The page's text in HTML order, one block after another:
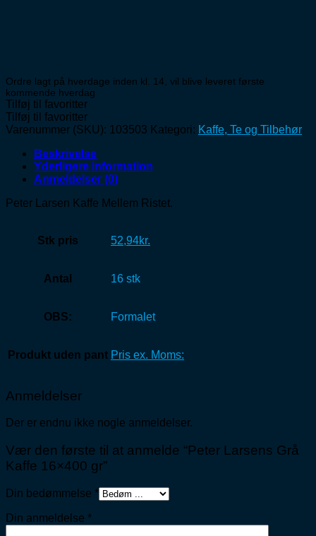
Ordre lagt på hverdage inden kl. 14, vil blive leveret første
kommende hverdag
Tilføj til favoritter
Tilføj til favoritter
Varenummer (SKU): 103503 Kategori: Kaffe, Te og Tilbehør
Beskrivelse
Yderligere information
Anmeldelser (0)
Peter Larsen Kaffe Mellem Ristet.
Stk pris 52,94kr.
Antal 16 stk
OBS: Formalet
Produkt uden pant Pris ex. Moms:
Anmeldelser
Der er endnu ikke nogle anmeldelser.
Vær den første til at anmelde “Peter Larsens Grå
Kaffe 16×400 gr”
Din bedømmelse *
Din anmeldelse *